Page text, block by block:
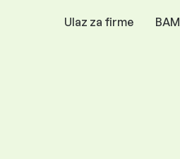
Ulaz za firme BAM